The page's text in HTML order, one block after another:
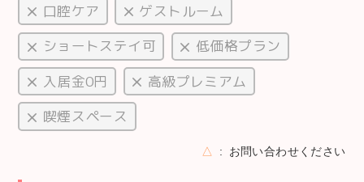
口腔ケア
ゲストルーム
ショートステイ可
低価格プラン
入居金0円
高級プレミアム
喫煙スペース
△ お問い合わせください